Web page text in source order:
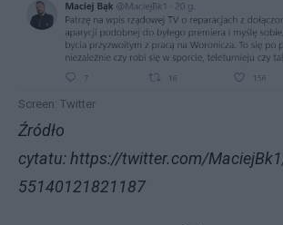
Screen: Twitter
Źródło
cytatu:https://twitter.com/
55140121821187